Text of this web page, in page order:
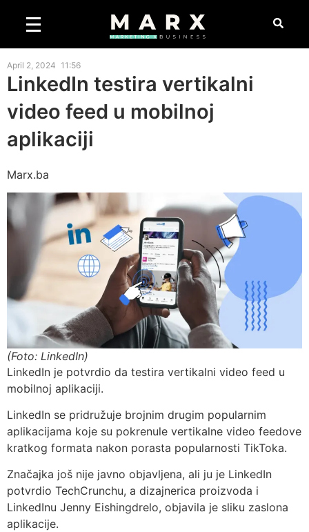
April 2, 2024 11:56
LinkedIn testira vertikalni
video feed u mobilnoj
aplikaciji
Marx.ba
(Foto: LinkedIn)
LinkedIn je potvrdio da testira vertikalni video feed u
mobilnoj aplikaciji.
LinkedIn se pridružuje brojnim drugim popularnim
aplikacijama koje su pokrenule vertikalne video feedove
kratkog formata nakon porasta popularnosti TikToka.
Značajka još nije javno objavljena, ali ju je LinkedIn
potvrdio TechCrunchu, a dizajnerica proizvoda i
LinkedInu Jenny Eishingdrelo, objavila je sliku zaslona
aplikacije.